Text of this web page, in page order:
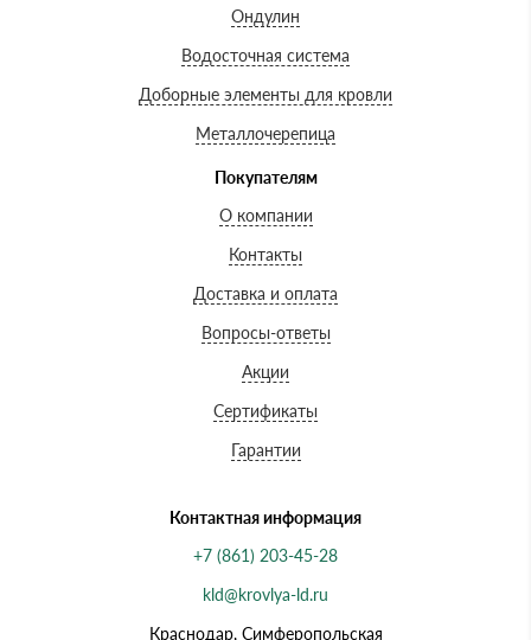
Ондулин
Водосточная система
Доборные элементы для кровли
Металлочерепица
Покупателям
О компании
Контакты
Доставка и оплата
Вопросы-ответы
Акции
Сертификаты
Гарантии
Контактная информация
+7 (861) 203-45-28
kld@krovlya-ld.ru
Краснодар, Симферопольская